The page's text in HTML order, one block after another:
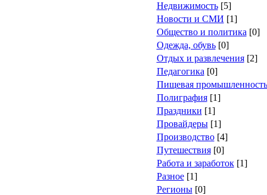
Недвижимость[5]
Новости и СМИ [1]
Общество и политика [0]
Одежда, обувь[0]
Отдых и развлечения[2]
Педагогика [0]
Пищевая промышленность
Полиграфия[1]
Праздники [1]
Провайдеры[1]
Производство[4]
Путешествия[0]
Работа и заработок[1]
Разное[1]
Регионы[0]